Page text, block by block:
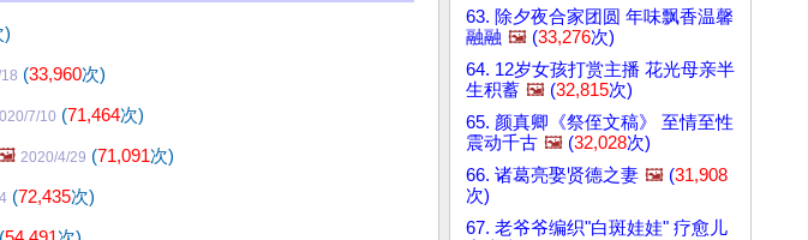
)
(33,960次)
7/10 (71,464次)
2020/4/29 (71,091次)
(72,435次)
63. 除夕夜合家团圆 年味飘香温馨
融融 🖼️ (33,276次)
64. 12岁女孩打赏主播 花光母亲半
生积蓄 🖼️ (32,815次)
65. 颜真卿《祭侄文稿》 至情至性
震动千古 🖼️ (32,028次)
66. 诸葛亮娶贤德之妻 🖼️ (31,908
次)
67. 老爷爷编织"白斑娃娃" 疗愈儿